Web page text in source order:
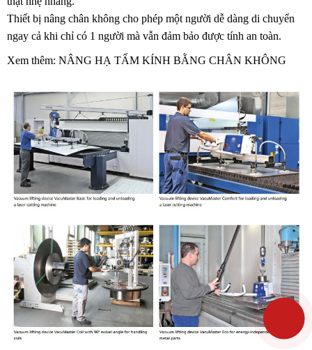
Thiết bị nâng chân không cho phép một người dễ dàng di chuyển
ngay cả khi chỉ có 1 người mà vẫn đảm bảo được tính an toàn.
Xem thêm: NÂNG HẠ TẤM KÍNH BẰNG CHÂN KHÔNG